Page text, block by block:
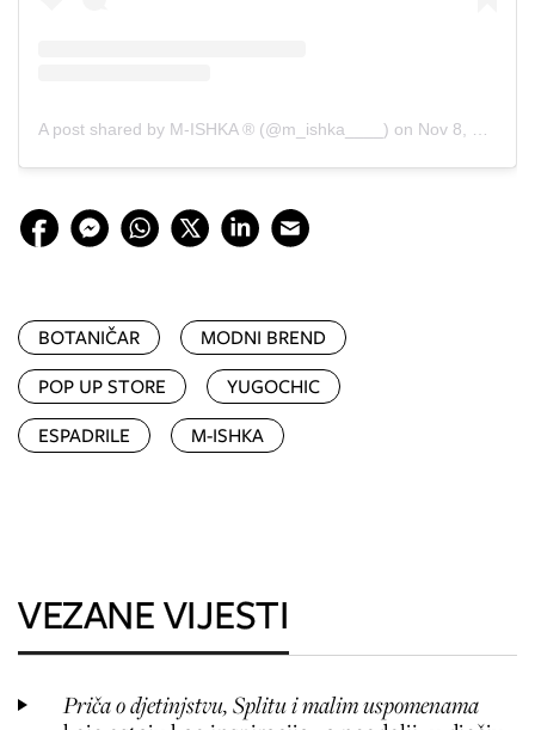
A post shared by M-ISHKA ®️ (@m_ishka____) on Nov 8, 2018 at 12:07am PST
BOTANIČAR
MODNI BREND
POP UP STORE
YUGOCHIC
ESPADRILE
M-ISHKA
VEZANE VIJESTI
Priča o djetinjstvu, Splitu i malim uspomenama